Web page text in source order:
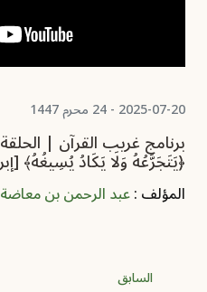
2025-07-20 - 24 محرم 1447
﴿يَتَجَرَّعُهُ وَلَا يَكَادُ يُسِيغُهُ﴾
المؤلف :عبد الرحمن بن معاضة
السابق